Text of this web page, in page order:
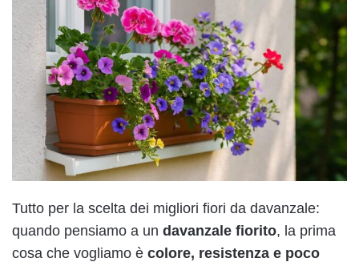
Tutto per la scelta dei migliori fiori da davanzale:
quando pensiamo a un davanzale fiorito, la prima
cosa che vogliamo è colore, resistenza e poco